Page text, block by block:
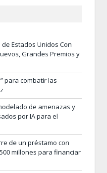
Estados Unidos Con
Grandes Premios y
para combatir las
de amenazas y
por IA para el
de un préstamo con
millones para financiar